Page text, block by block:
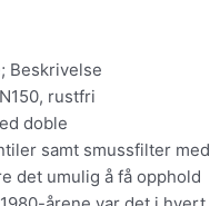
Beskrivelse
rustfri
doble
samt smussfilter med
det umulig å få opphold